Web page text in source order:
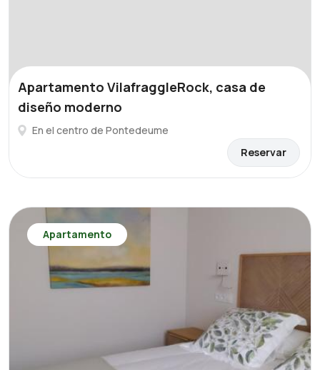
Apartamento VilafraggleRock, casa de
diseño moderno
En el centro de Pontedeume
Reservar
Apartamento